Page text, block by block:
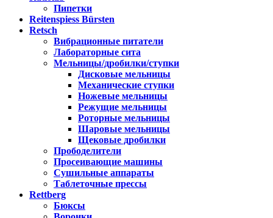
Пипетки
Reitenspiess Bürsten
Retsch
Вибрационные питатели
Лабораторные сита
Мельницы/дробилки/ступки
Дисковые мельницы
Механические ступки
Ножевые мельницы
Режущие мельницы
Роторные мельницы
Шаровые мельницы
Щековые дробилки
Прободелители
Просеивающие машины
Сушильные аппараты
Таблеточные прессы
Rettberg
Бюксы